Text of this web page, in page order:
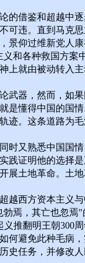
的借鉴和超越中
可违。直到马克
景仰过维新党人
各种救国方案
上就由被动转入
武器，然而，如
是懂得中国的国
迹。这条道路为
时又熟悉中国国
践证明他的选择
展土地革命。土
越西方资本主义
焉，其亡也忽
推翻明王朝300
何避免此种毛病
史任务，并修改